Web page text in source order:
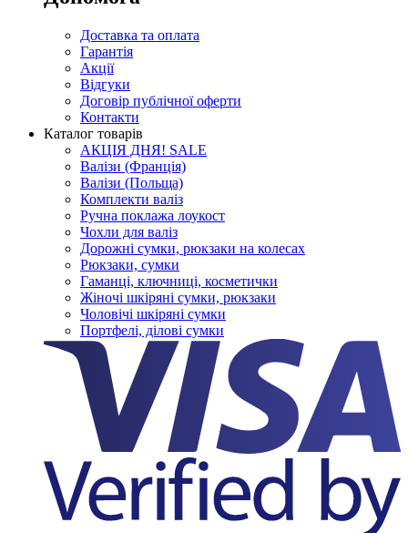
Доставка та оплата
Гарантія
Акції
Відгуки
Договір публічної оферти
Контакти
Каталог товарів
АКЦІЯ ДНЯ! SALE
Валізи (Франція)
Валізи (Польща)
Комплекти валіз
Ручна поклажа лоукост
Чохли для валіз
Дорожні сумки, рюкзаки на колесах
Рюкзаки, сумки
Гаманці, ключниці, косметички
Жіночі шкіряні сумки, рюкзаки
Чоловічі шкіряні сумки
Портфелі, ділові сумки